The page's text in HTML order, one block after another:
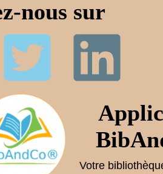
nous sur
Votre